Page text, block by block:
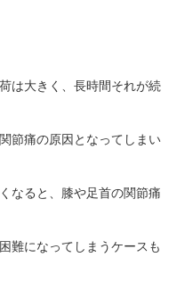
は大きく、長時間それが続
節痛の原因となってしまい
なると、膝や足首の関節痛
難になってしまうケースも